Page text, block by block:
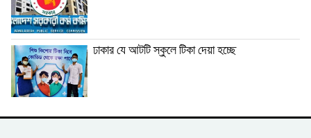
ঢাকার যে আটটি স্কুলে টিকা দেয়া হচ্ছে